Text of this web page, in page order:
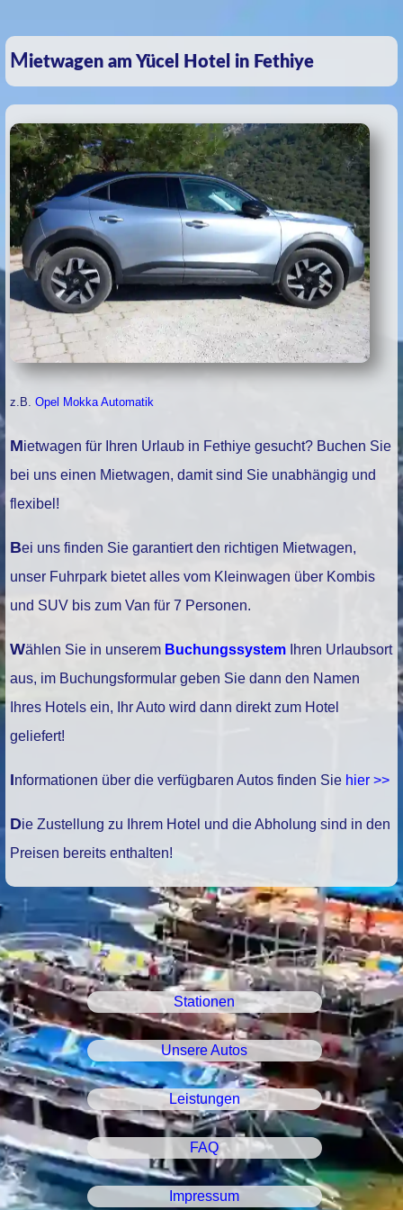
Mietwagen am Yücel Hotel in Fethiye
z.B.Opel Mokka Automatik
Mietwagen für Ihren Urlaub in Fethiye gesucht? Buchen Sie
bei uns einen Mietwagen, damit sind Sie unabhängig und
flexibel!
Bei uns finden Sie garantiert den richtigen Mietwagen,
unser Fuhrpark bietet alles vom Kleinwagen über Kombis
und SUV bis zum Van für 7 Personen.
Wählen Sie in unserem Buchungssystem Ihren Urlaubsort
aus, im Buchungsformular geben Sie dann den Namen
Ihres Hotels ein, Ihr Auto wird dann direkt zum Hotel
geliefert!
Informationen über die verfügbaren Autos finden Sie hier >>
Die Zustellung zu Ihrem Hotel und die Abholung sind in den
Preisen bereits enthalten!
Stationen
Unsere Autos
Leistungen
FAQ
Impressum